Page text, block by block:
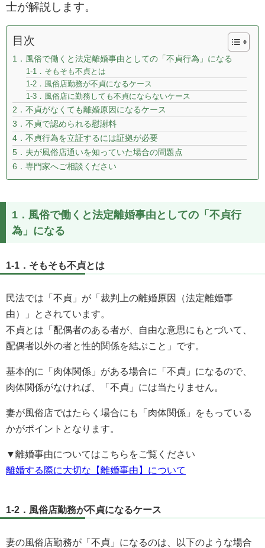
士が解説します。
目次
1．風俗で働くと法定離婚事由としての「不貞行為」になる
1-1．そもそも不貞とは
1-2．風俗店勤務が不貞になるケース
1-3．風俗店に勤務しても不貞にならないケース
2．不貞がなくても離婚原因になるケース
3．不貞で認められる慰謝料
4．不貞行為を立証するには証拠が必要
5．夫が風俗店通いを知っていた場合の問題点
6．専門家へご相談ください
1．風俗で働くと法定離婚事由としての「不貞行
為」になる
1-1．そもそも不貞とは
民法では「不貞」が「裁判上の離婚原因（法定離婚事
由）」とされています。
不貞とは「配偶者のある者が、自由な意思にもとづいて、
配偶者以外の者と性的関係を結ぶこと」です。
基本的に「肉体関係」がある場合に「不貞」になるので、
肉体関係がなければ、「不貞」には当たりません。
妻が風俗店ではたらく場合にも「肉体関係」をもっている
かがポイントとなります。
▼離婚事由についてはこちらをご覧ください
離婚する際に大切な【離婚事由】について
1-2．風俗店勤務が不貞になるケース
妻の風俗店勤務が「不貞」になるのは、以下のような場合